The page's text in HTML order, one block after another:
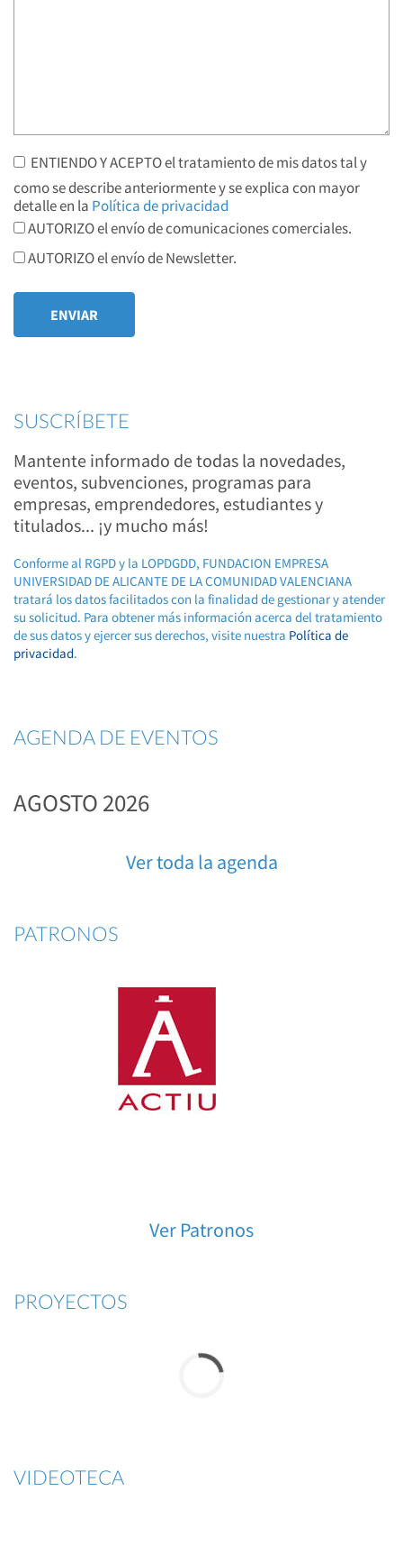
ENTIENDO Y ACEPTO el tratamiento de mis datos tal y
como se describe anteriormente y se explica con mayor
detalle en la Política de privacidad
AUTORIZO el envío de comunicaciones comerciales.
AUTORIZO el envío de Newsletter.
SUSCRÍBETE
Mantente informado de todas la novedades,
eventos, subvenciones, programas para
empresas, emprendedores, estudiantes y
titulados... ¡y mucho más!
Conforme al RGPD y la LOPDGDD, FUNDACION EMPRESA
UNIVERSIDAD DE ALICANTE DE LA COMUNIDAD VALENCIANA
tratará los datos facilitados con la finalidad de gestionar y atender
su solicitud. Para obtener más información acerca del tratamiento
de sus datos y ejercer sus derechos, visite nuestra Política de
privacidad.
AGENDA DE EVENTOS
AGOSTO 2026
Ver toda la agenda
PATRONOS
Ver Patronos
PROYECTOS
VIDEOTECA